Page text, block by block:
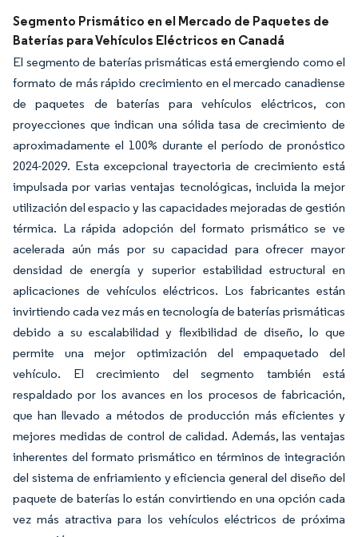
Segmento Prismático en el Mercado de Paquetes de
Baterías para Vehículos Eléctricos en Canadá
El segmento de baterías prismáticas está emergiendo como el
formato de más rápido crecimiento en el mercado canadiense
de paquetes de baterías para vehículos eléctricos, con
proyecciones que indican una sólida tasa de crecimiento de
aproximadamente el 100% durante el período de pronóstico
2024-2029. Esta excepcional trayectoria de crecimiento está
impulsada por varias ventajas tecnológicas, incluida la mejor
utilización del espacio y las capacidades mejoradas de gestión
térmica. La rápida adopción del formato prismático se ve
acelerada aún más por su capacidad para ofrecer mayor
densidad de energía y superior estabilidad estructural en
aplicaciones de vehículos eléctricos. Los fabricantes están
invirtiendo cada vez más en tecnología de baterías prismáticas
debido a su escalabilidad y flexibilidad de diseño, lo que
permite una mejor optimización del empaquetado del
vehículo. El crecimiento del segmento también está
respaldado por los avances en los procesos de fabricación,
que han llevado a métodos de producción más eficientes y
mejores medidas de control de calidad. Además, las ventajas
inherentes del formato prismático en términos de integración
del sistema de enfriamiento y eficiencia general del diseño del
paquete de baterías lo están convirtiendo en una opción cada
vez más atractiva para los vehículos eléctricos de próxima